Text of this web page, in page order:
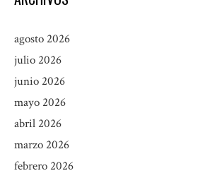
agosto 2026
julio 2026
junio 2026
mayo 2026
abril 2026
marzo 2026
febrero 2026